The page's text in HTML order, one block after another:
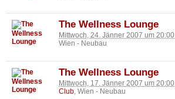
The Wellness Lounge
Mittwoch, 24. Jänner 2007 um 20:00
Wien - Neubau
The Wellness Lounge
Mittwoch, 17. Jänner 2007 um 20:00
Club, Wien - Neubau